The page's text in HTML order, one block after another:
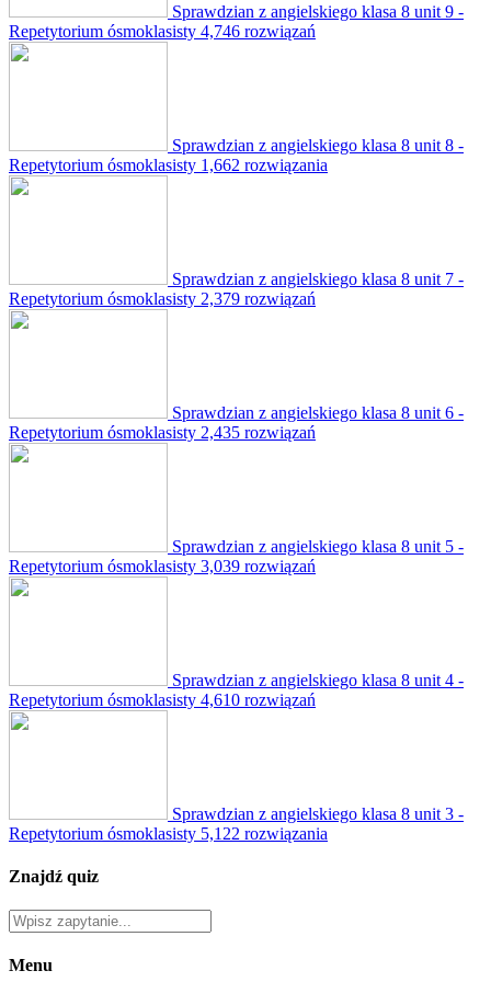
Sprawdzian z angielskiego klasa 8 unit 9 -
Repetytorium ósmoklasisty 4,746 rozwiązań
Sprawdzian z angielskiego klasa 8 unit 8 -
Repetytorium ósmoklasisty 1,662 rozwiązania
Sprawdzian z angielskiego klasa 8 unit 7 -
Repetytorium ósmoklasisty 2,379 rozwiązań
Sprawdzian z angielskiego klasa 8 unit 6 -
Repetytorium ósmoklasisty 2,435 rozwiązań
Sprawdzian z angielskiego klasa 8 unit 5 -
Repetytorium ósmoklasisty 3,039 rozwiązań
Sprawdzian z angielskiego klasa 8 unit 4 -
Repetytorium ósmoklasisty 4,610 rozwiązań
Sprawdzian z angielskiego klasa 8 unit 3 -
Repetytorium ósmoklasisty 5,122 rozwiązania
Znajdź quiz
Menu